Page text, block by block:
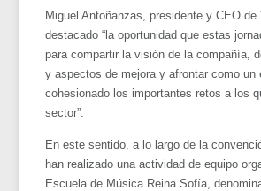
Miguel Antoñanzas, presidente y CEO de
destacado “la oportunidad que estas
para compartir la visión de la compañía,
y aspectos de mejora y afrontar como un
cohesionado los importantes retos a los
sector”.
En este sentido, a lo largo de la
han realizado una actividad de equipo
Escuela de Música Reina Sofía,